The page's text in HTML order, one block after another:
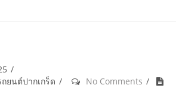
ยนต์ปากเกร็ด No Comments